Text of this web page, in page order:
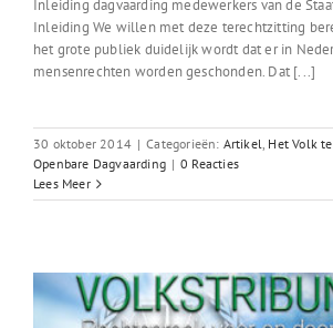
Inleiding dagvaarding medewerkers van de
Inleiding We willen met deze terechtzitting
het grote publiek duidelijk wordt dat er in
mensenrechten worden geschonden. Dat [...]
30 oktober 2014 | Categorieën: Artikel, Het Volk
Openbare Dagvaarding | 0 Reacties
Lees Meer